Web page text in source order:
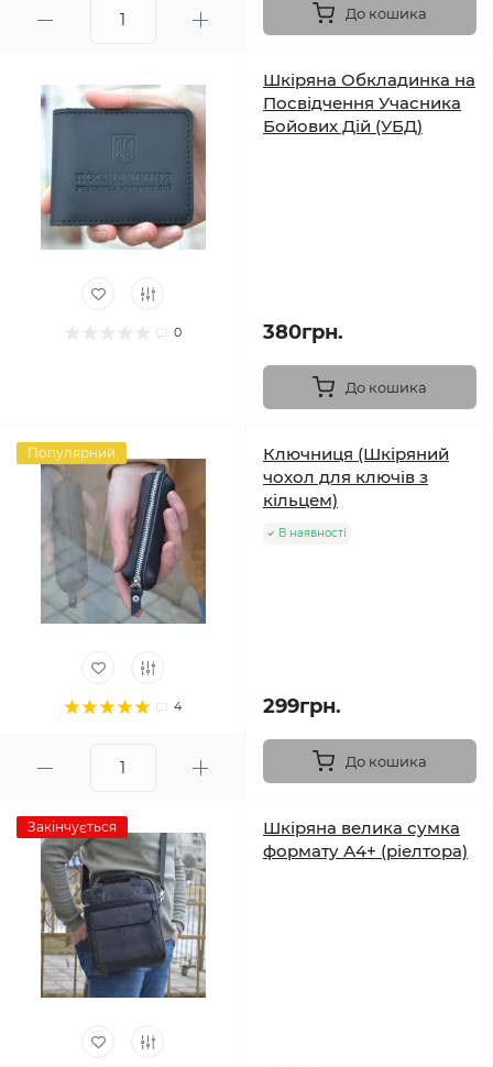
До кошика
0
Шкіряна Обкладинка на
Посвідчення Учасника
Бойових Дій (УБД)
380грн.
До кошика
Популярний
4
Ключниця (Шкіряний
чохол для ключів з
кільцем)
В наявності
299грн.
До кошика
Закінчується
Шкіряна велика сумка
формату А4+ (ріелтора)